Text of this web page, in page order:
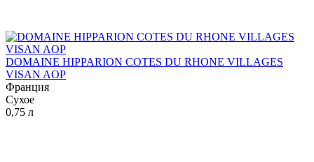
DOMAINE HIPPARION COTES DU RHONE VILLAGES
VISAN AOP
Франция
Сухое
0,75 л